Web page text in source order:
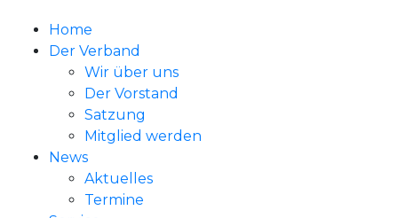
Home
Der Verband
Wir über uns
Der Vorstand
Satzung
Mitglied werden
News
Aktuelles
Termine